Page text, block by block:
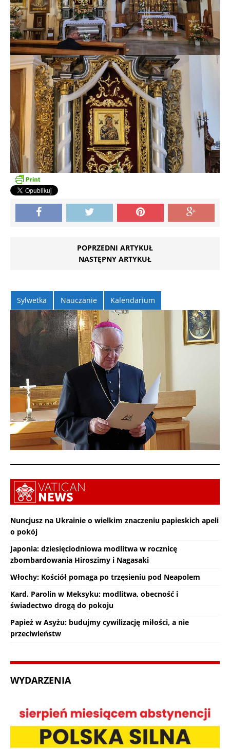
POPRZEDNI ARTYKUŁ
NASTĘPNY ARTYKUŁ
Sylwetka Nauczanie Kalendarium
Nuncjusz na Ukrainie o wielkim znaczeniu papieskich apeli
o pokój
Japonia: dziesięciodniowa modlitwa w rocznicę
zbombardowania Hiroszimy i Nagasaki
Włochy: Kościół pomaga po trzęsieniu pod Neapolem
Kard. Parolin w Meksyku: modlitwa, obecność i
świadectwo drogą do pokoju
Papież w Asyżu: budujmy cywilizację miłości, a nie
przeciwieństw
WYDARZENIA